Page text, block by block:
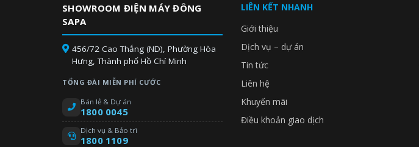
SHOWROOM ĐIỆN MÁY ĐÔNG
SAPA
456/72 Cao Thắng (ND), Phường Hòa
Hưng, Thành phố Hồ Chí Minh
TỔNG ĐÀI MIỄN PHÍ CƯỚC
Bán lẻ & Dự án
1800 0045
Dịch vụ & Bảo trì
1800 1109
LIÊN KẾT NHANH
Giới thiệu
Dịch vụ – dự án
Tin tức
Liên hệ
Khuyến mãi
Điều khoản giao dịch